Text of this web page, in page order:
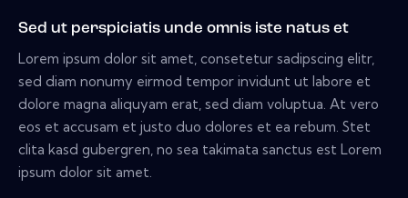
Sed ut perspiciatis unde omnis iste natus et
Lorem ipsum dolor sit amet, consetetur sadipscing elitr,
sed diam nonumy eirmod tempor invidunt ut labore et
dolore magna aliquyam erat, sed diam voluptua. At vero
eos et accusam et justo duo dolores et ea rebum. Stet
clita kasd gubergren, no sea takimata sanctus est Lorem
ipsum dolor sit amet.